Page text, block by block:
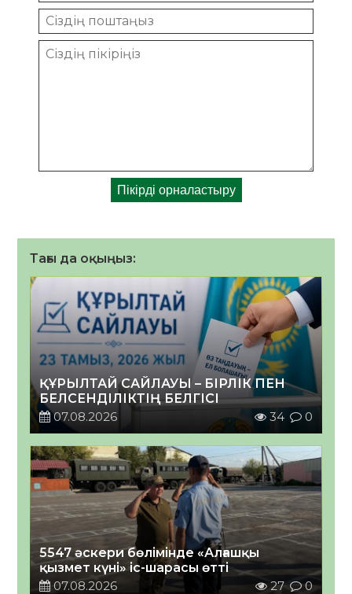
Тағы да оқыңыз:
ҚҰРЫЛТАЙ САЙЛАУЫ – БІРЛІК ПЕН
БЕЛСЕНДІЛІКТІҢ БЕЛГІСІ
07.08.2026
34 0
5547 әскери бөлімінде «Алғашқы
қызмет күні» іс-шарасы өтті
07.08.2026
27 0